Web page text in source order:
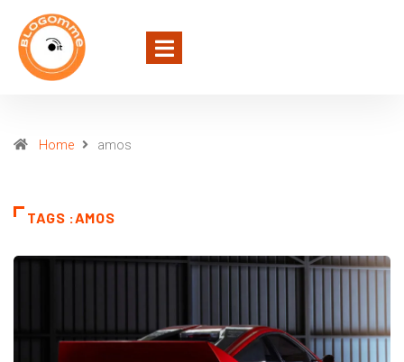
Home amos
TAGS :AMOS